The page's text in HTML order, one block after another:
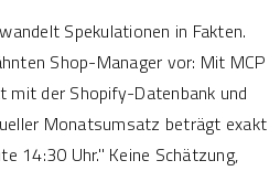
Spekulationen in Fakten.
Shop-Manager vor: Mit MCP
mit der Shopify-Datenbank und
Monatsumsatz beträgt exakt
14:30 Uhr." Keine Schätzung,